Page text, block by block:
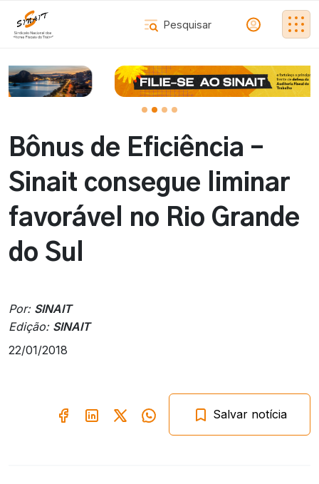
Bônus de Eficiência –
Sinait consegue liminar
favorável no Rio Grande
do Sul
Por: SINAIT
Edição: SINAIT
22/01/2018
Salvar notícia